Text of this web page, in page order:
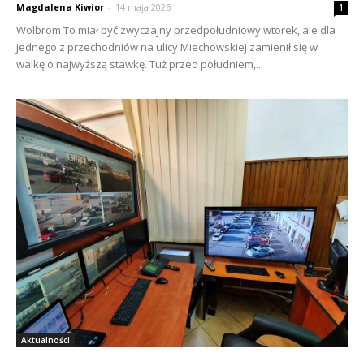
Magdalena Kiwior - 14 maja 2026 1
Wolbrom To miał być zwyczajny przedpołudniowy wtorek, ale dla
jednego z przechodniów na ulicy Miechowskiej zamienił się w
walkę o najwyższą stawkę. Tuż przed południem,...
Aktualności